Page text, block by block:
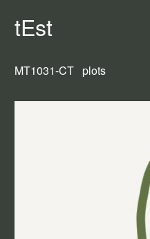
tEst
MT1031-CT plots